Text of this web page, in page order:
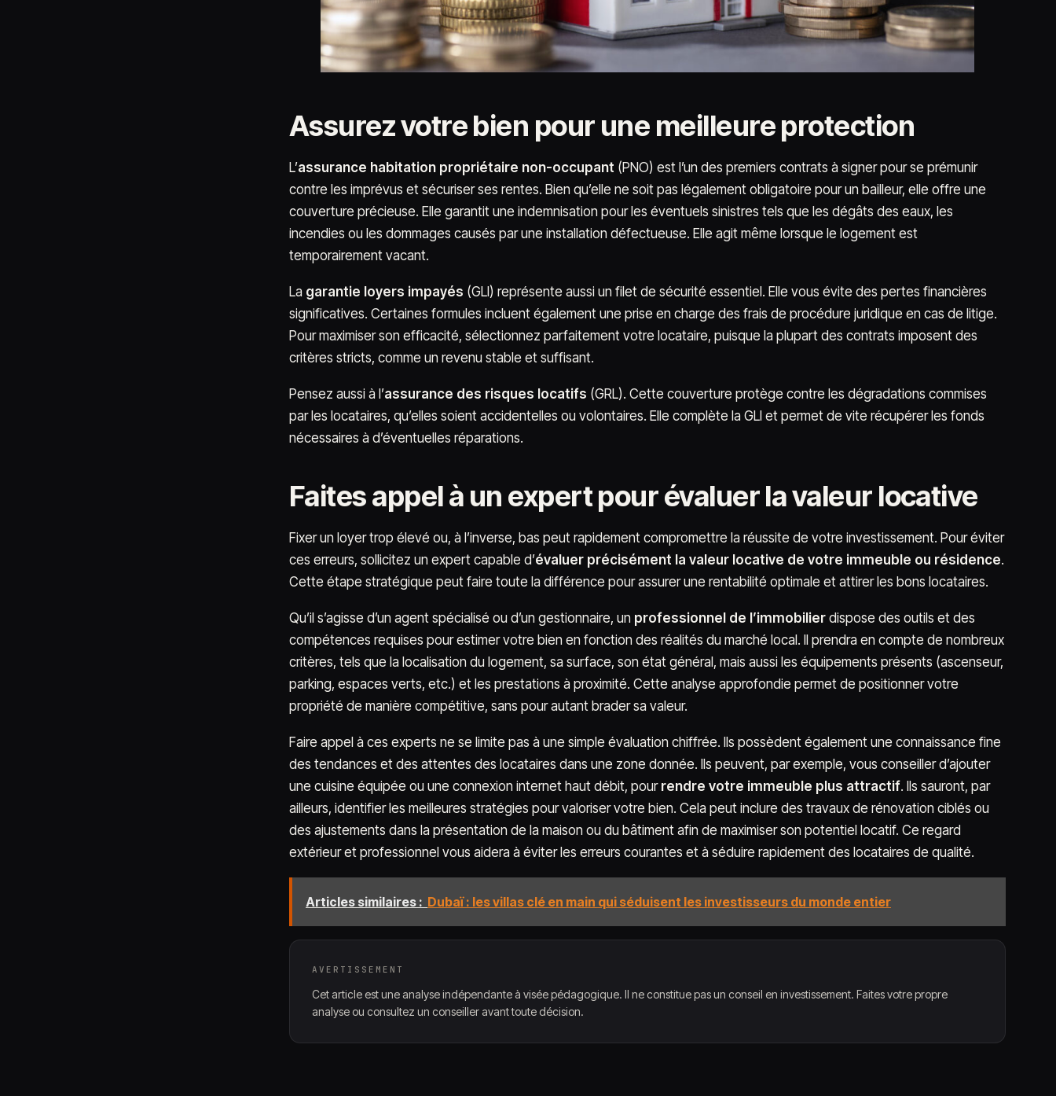
Assurez votre bien pour une meilleure protection
L’assurance habitation propriétaire non-occupant (PNO) est l’un des premiers contrats à signer pour se prémunir
contre les imprévus et sécuriser ses rentes. Bien qu’elle ne soit pas légalement obligatoire pour un bailleur, elle offre une
couverture précieuse. Elle garantit une indemnisation pour les éventuels sinistres tels que les dégâts des eaux, les
incendies ou les dommages causés par une installation défectueuse. Elle agit même lorsque le logement est
temporairement vacant.
La garantie loyers impayés (GLI) représente aussi un filet de sécurité essentiel. Elle vous évite des pertes financières
significatives. Certaines formules incluent également une prise en charge des frais de procédure juridique en cas de litige.
Pour maximiser son efficacité, sélectionnez parfaitement votre locataire, puisque la plupart des contrats imposent des
critères stricts, comme un revenu stable et suffisant.
Pensez aussi à l’assurance des risques locatifs (GRL). Cette couverture protège contre les dégradations commises
par les locataires, qu’elles soient accidentelles ou volontaires. Elle complète la GLI et permet de vite récupérer les fonds
nécessaires à d’éventuelles réparations.
Faites appel à un expert pour évaluer la valeur locative
Fixer un loyer trop élevé ou, à l’inverse, bas peut rapidement compromettre la réussite de votre investissement. Pour éviter
ces erreurs, sollicitez un expert capable d’évaluer précisément la valeur locative de votre immeuble ou résidence.
Cette étape stratégique peut faire toute la différence pour assurer une rentabilité optimale et attirer les bons locataires.
Qu’il s’agisse d’un agent spécialisé ou d’un gestionnaire, un professionnel de l’immobilier dispose des outils et des
compétences requises pour estimer votre bien en fonction des réalités du marché local. Il prendra en compte de nombreux
critères, tels que la localisation du logement, sa surface, son état général, mais aussi les équipements présents (ascenseur,
parking, espaces verts, etc.) et les prestations à proximité. Cette analyse approfondie permet de positionner votre
propriété de manière compétitive, sans pour autant brader sa valeur.
Faire appel à ces experts ne se limite pas à une simple évaluation chiffrée. Ils possèdent également une connaissance fine
des tendances et des attentes des locataires dans une zone donnée. Ils peuvent, par exemple, vous conseiller d’ajouter
une cuisine équipée ou une connexion internet haut débit, pour rendre votre immeuble plus attractif. Ils sauront, par
ailleurs, identifier les meilleures stratégies pour valoriser votre bien. Cela peut inclure des travaux de rénovation ciblés ou
des ajustements dans la présentation de la maison ou du bâtiment afin de maximiser son potentiel locatif. Ce regard
extérieur et professionnel vous aidera à éviter les erreurs courantes et à séduire rapidement des locataires de qualité.
Articles similaires : Dubaï : les villas clé en main qui séduisent les investisseurs du monde entier
AVERTISSEMENT
Cet article est une analyse indépendante à visée pédagogique. Il ne constitue pas un conseil en investissement. Faites votre propre
analyse ou consultez un conseiller avant toute décision.